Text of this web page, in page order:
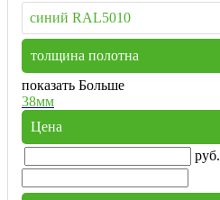
синий RAL5010
толщина полотна
показать Больше
38мм
Цена
руб.